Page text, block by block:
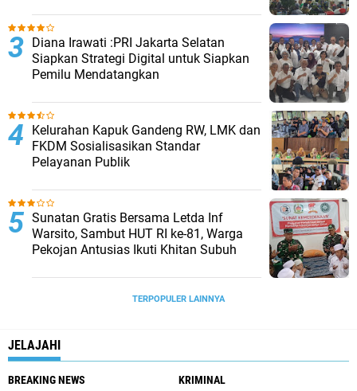
Diana Irawati :PRI Jakarta Selatan
Siapkan Strategi Digital untuk Siapkan
Pemilu Mendatangkan
Kelurahan Kapuk Gandeng RW, LMK dan
FKDM Sosialisasikan Standar
Pelayanan Publik
Sunatan Gratis Bersama Letda Inf
Warsito, Sambut HUT RI ke-81, Warga
Pekojan Antusias Ikuti Khitan Subuh
TERPOPULER LAINNYA
JELAJAHI
BREAKING NEWS KRIMINAL